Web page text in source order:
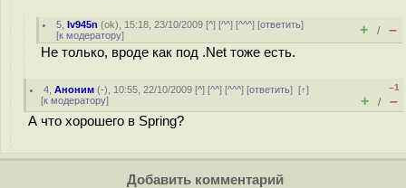
5 ,Iv945n (ok), 15:18, 23/10/2009 [^] [^^] [^^^] [ответить]
[к модератору] + / –
Не только, вроде как под .Net тоже есть.
4 ,Аноним (-), 10:55, 22/10/2009 [^] [^^] [^^^] [ответить][↑]
[к модератору]
–1
+ / –
А что хорошего в Spring?
Добавить комментарий